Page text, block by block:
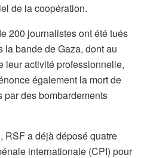
de la coopération.
200 journalistes ont été tués
la bande de Gaza, dont au
leur activité professionnelle,
également la mort de
par des bombardements
RSF a déjà déposé quatre
internationale (CPI) pour